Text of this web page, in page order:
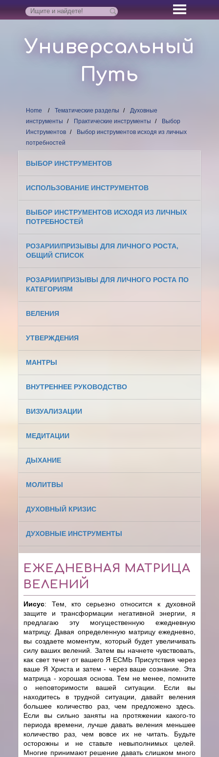
Универсальный
Путь
Home Тематические разделы
Духовные
инструменты
Практические инструменты
Выбор
Инструментов
Выбор инструментов исходя из личных
потребностей
ВЫБОР ИНСТРУМЕНТОВ
ИСПОЛЬЗОВАНИЕ ИНСТРУМЕНТОВ
ВЫБОР ИНСТРУМЕНТОВ ИСХОДЯ ИЗ ЛИЧНЫХ
ПОТРЕБНОСТЕЙ
РОЗАРИИ/ПРИЗЫВЫ ДЛЯ ЛИЧНОГО РОСТА,
ОБЩИЙ СПИСОК
РОЗАРИИ/ПРИЗЫВЫ ДЛЯ ЛИЧНОГО РОСТА ПО
КАТЕГОРИЯМ
ВЕЛЕНИЯ
УТВЕРЖДЕНИЯ
МАНТРЫ
ВНУТРЕННЕЕ РУКОВОДСТВО
ВИЗУАЛИЗАЦИИ
МЕДИТАЦИИ
ДЫХАНИЕ
МОЛИТВЫ
ДУХОВНЫЙ КРИЗИС
ДУХОВНЫЕ ИНСТРУМЕНТЫ
ЕЖЕДНЕВНАЯ МАТРИЦА
ВЕЛЕНИЙ
Иисус: Тем, кто серьезно относится к духовной
защите и трансформации негативной энергии, я
предлагаю эту могущественную ежедневную
матрицу. Давая определенную матрицу ежедневно,
вы создаете моментум, который будет увеличивать
силу ваших велений. Затем вы начнете чувствовать,
как свет течет от вашего Я ЕСМЬ Присутствия через
ваше Я Христа и затем - через ваше сознание. Эта
матрица - хорошая основа. Тем не менее, помните
о неповторимости вашей ситуации. Если вы
находитесь в трудной ситуации, давайт веления
большее количество раз, чем предложено здесь.
Если вы сильно заняты на протяжении какого-то
периода времени, лучше давать веления меньшее
количество раз, чем вовсе их не читать. Будьте
осторожны и не ставьте невыполнимых целей.
Многие принимают решение давать слишком много